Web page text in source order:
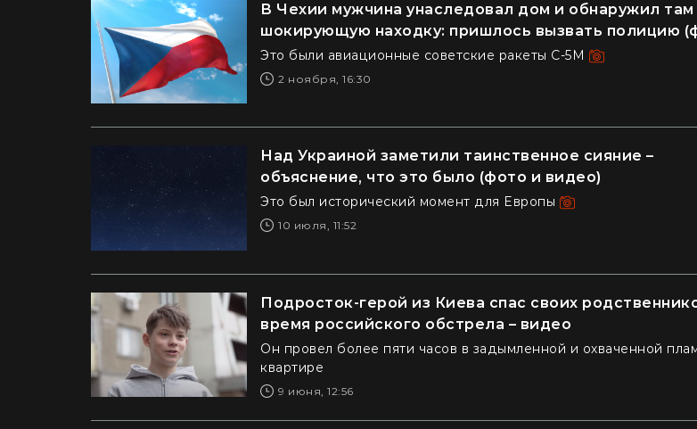
В Чехии мужчина унаследовал дом и обнаружил там
шокирующую находку: пришлось вызвать полицию
Это были авиационные советские ракеты С-5М
2 ноября, 16:30
Над Украиной заметили таинственное сияние –
объяснение, что это было (фото и видео)
Это был исторический момент для Европы
10 июля, 11:52
Подросток-герой из Киева спас своих
время российского обстрела – видео
Он провел более пяти часов в задымленной и охваченной
квартире
9 июня, 12:56